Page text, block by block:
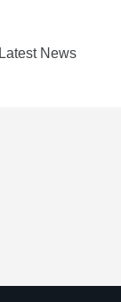
Latest News